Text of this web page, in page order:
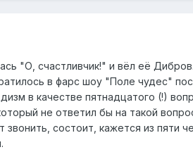
"О, счастливчик!" и вёл её
в фарс шоу "Поле чудес"
в качестве пятнадцатого (!)
не ответил бы на такой
состоит, кажется из пяти